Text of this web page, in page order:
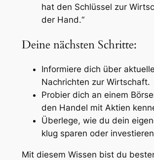
hat den Schlüssel zur
der Hand.“
Deine nächsten Schritte:
Informiere dich über aktuelle
Nachrichten zur Wirtschaft.
Probier dich an einem
den Handel mit Aktien
Überlege, wie du dein
klug sparen oder
Mit diesem Wissen bist du